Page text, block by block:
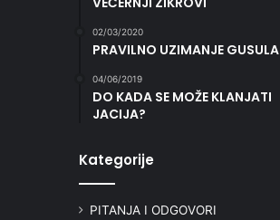
02/03/2020
PRAVILNO UZIMANJE GUSULA
04/06/2019
DO KADA SE MOŽE KLANJATI
JACIJA?
Kategorije
PITANJA I ODGOVORI